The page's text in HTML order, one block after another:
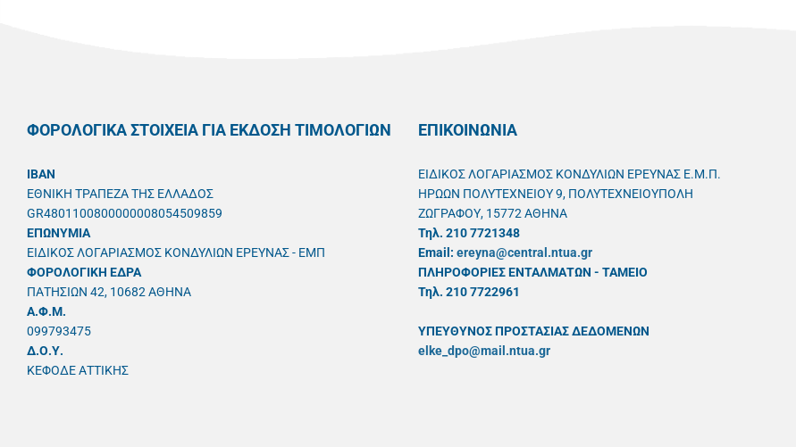
ΦΟΡΟΛΟΓΙΚΑ ΣΤΟΙΧΕΙΑ ΓΙΑ ΕΚΔΟΣΗ ΤΙΜΟΛΟΓΙΩΝ
IBAN
ΕΘΝΙΚΗ ΤΡΑΠΕΖΑ ΤΗΣ ΕΛΛΑΔΟΣ
GR4801100800000008054509859
ΕΠΩΝΥΜΙΑ
ΕΙΔΙΚΟΣ ΛΟΓΑΡΙΑΣΜΟΣ ΚΟΝΔΥΛΙΩΝ ΕΡΕΥΝΑΣ - ΕΜΠ
ΦΟΡΟΛΟΓΙΚΗ ΕΔΡΑ
ΠΑΤΗΣΙΩΝ 42, 10682 ΑΘΗΝΑ
A.Φ.Μ.
099793475
Δ.Ο.Υ.
ΚΕΦΟΔΕ ΑΤΤΙΚΗΣ
ΕΠΙΚΟΙΝΩΝΙΑ
ΕΙΔΙΚΟΣ ΛΟΓΑΡΙΑΣΜΟΣ ΚΟΝΔΥΛΙΩΝ ΕΡΕΥΝΑΣ Ε.Μ.Π.
ΗΡΩΩΝ ΠΟΛΥΤΕΧΝΕΙΟΥ 9, ΠΟΛΥΤΕΧΝΕΙΟΥΠΟΛΗ
ΖΩΓΡΑΦΟΥ, 15772 ΑΘΗΝΑ
Τηλ. 210 7721348
Email: ereyna@central.ntua.gr
ΠΛΗΡΟΦΟΡΙΕΣ ΕΝΤΑΛΜΑΤΩΝ - ΤΑΜΕΙΟ
Τηλ. 210 7722961
ΥΠΕΥΘYΝΟΣ ΠΡΟΣΤΑΣΙΑΣ ΔΕΔΟΜΕΝΩΝ
elke_dpo@mail.ntua.gr